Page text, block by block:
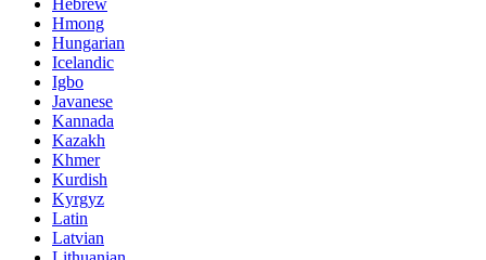
Hebrew
Hmong
Hungarian
Icelandic
Igbo
Javanese
Kannada
Kazakh
Khmer
Kurdish
Kyrgyz
Latin
Latvian